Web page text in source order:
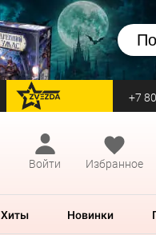
перейти на Zvezda +7
Войти
Избранное
Хиты Новинки